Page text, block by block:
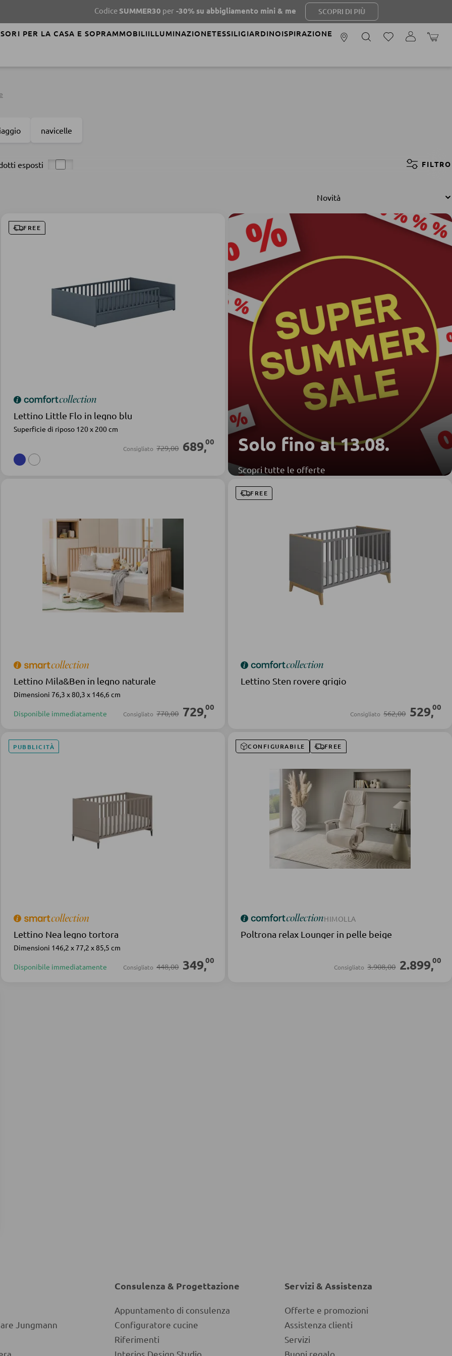
SUMMER30per-30% su abbigliamento mini & me SCOPRI DI PIÙ
PER LA CASA E SOPRAMMOBILIILLUMINAZIONETESSILIGIARDINOISPIRAZIONE IL
navicelle
FILTRO
esposti
Solo fino al 13.08.
Scopri tutte le offerte
FREE
Lettino Little Flo in legno blu
Superficie di riposo 120 x 200 cm
Consigliato 729,00 689,00
Lettino Mila&Ben in legno naturale
Dimensioni 76,3 x 80,3 x 146,6 cm
Disponibile immediatamente Consigliato 770,00 729,00
FREE
Lettino Sten rovere grigio
Consigliato 562,00 529,00
PUBBLICITÀ
Lettino Nea legno tortora
Dimensioni 146,2 x 77,2 x 85,5 cm
Disponibile immediatamente Consigliato 448,00 349,00
CONFIGURABILE FREE
HIMOLLA
Poltrona relax Lounger in pelle beige
Consigliato 3.908,00 2.899,00
Jungmann
Consulenza & Progettazione
Appuntamento di consulenza
Configuratore cucine
Riferimenti
Interios Design Studio
Servizi & Assistenza
Offerte e promozioni
Assistenza clienti
Servizi
Buoni regalo